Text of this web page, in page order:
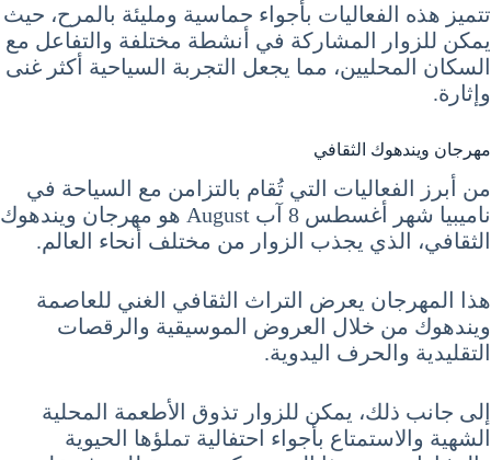
تتميز هذه الفعاليات بأجواء حماسية ومليئة بالمرح، حيث
يمكن للزوار المشاركة في أنشطة مختلفة والتفاعل مع
السكان المحليين، مما يجعل التجربة السياحية أكثر غنى
وإثارة.
مهرجان ويندهوك الثقافي
من أبرز الفعاليات التي تُقام بالتزامن مع السياحة في
ناميبيا شهر أغسطس 8 آب August هو مهرجان ويندهوك
الثقافي، الذي يجذب الزوار من مختلف أنحاء العالم.
هذا المهرجان يعرض التراث الثقافي الغني للعاصمة
ويندهوك من خلال العروض الموسيقية والرقصات
التقليدية والحرف اليدوية.
إلى جانب ذلك، يمكن للزوار تذوق الأطعمة المحلية
الشهية والاستمتاع بأجواء احتفالية تملؤها الحيوية